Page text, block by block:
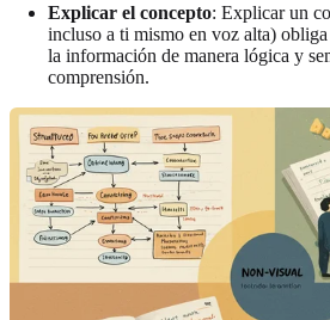
Explicar el concepto: Explicar un
incluso a ti mismo en voz alta)
la información de manera lógica y
comprensión.